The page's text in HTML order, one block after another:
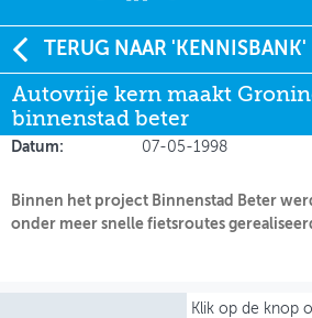
NIEUWS
BIJEENKOMSTEN
KENNISBANK
OVER FIETSBERAAD
TERUG NAAR 'KENNISBANK'
Autovrije kern maakt
binnenstad beter
Soort:
Artikelen Tijdschriften
Auteur:
Rob van Vliet
Uitgever:
Verkeerskunde
Datum:
07-05-1998
Binnen het project Binnenstad Beter
onder meer snelle fietsroutes
Klik op de knop